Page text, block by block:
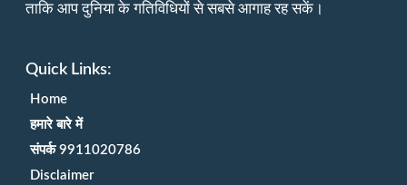
ताकि आप दुनिया के गतिविधियों से सबसे आगाह रह सकें।
Quick Links:
Home
हमारे बारे में
संपर्क 9911020786
Disclaimer